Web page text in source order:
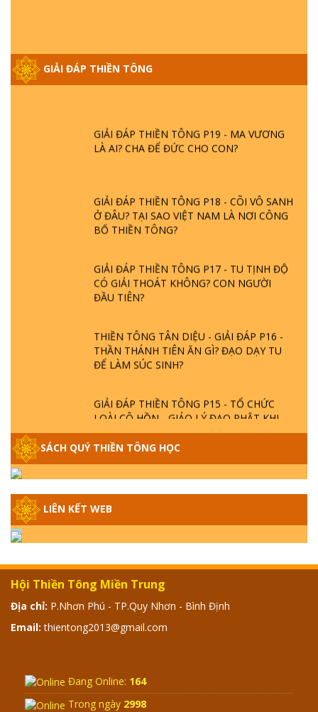
GIẢI ĐÁP THIỀN TÔNG
GIẢI ĐÁP THIỀN TÔNG ĐẶC BIỆT PHẦN 20
- BÁC NGUYỄN NHÂN LÀ AI? PHIỀN NÃO
DO ĐÂU MÀ CÓ?
GIẢI ĐÁP THIỀN TÔNG P19 - MA VƯƠNG
LÀ AI? CHA ĐỂ ĐỨC CHO CON?
GIẢI ĐÁP THIỀN TÔNG P18 - CÕI VÔ SANH
Ở ĐÂU? TẠI SAO VIỆT NAM LÀ NƠI CÔNG
BỐ THIỀN TÔNG?
GIẢI ĐÁP THIỀN TÔNG P17 - TU TỊNH ĐỘ
CÓ GIẢI THOÁT KHÔNG? CON NGƯỜI
ĐẦU TIÊN?
THIỀN TÔNG TÂN DIỆU - GIẢI ĐÁP P16 -
THẦN THÁNH TIÊN ĂN GÌ? ĐẠO DẠY TU
ĐỂ LÀM SÚC SINH?
GIẢI ĐÁP THIỀN TÔNG P15 - TỔ CHỨC
LOÀI CÔ HỒN - GIÁO LÝ ĐẠO PHẬT KHI
GIẢI ĐÁP THIỀN TÔNG ĐẶC BIỆT - P14 -
NGUỒN GỐC ÂM LỊCH DƯƠNG LỊCH -
TẦNG BÌNH LƯU LỚN ĐẾN ĐÂU
CON NGƯỜI TU THÀNH PHẬT ĐƯỢC
GIẢI ĐÁP THIỀN TÔNG ĐẶC BIỆT - P12 -
SỰ THẬT VỀ ĐẠI HỒNG THỦY? TRỜI ĐÁNH
THÁNH ĐÂM THẦN VẶN HỌNG?
SÁCH QUÝ THIỀN TÔNG HỌC
LIÊN KẾT WEB
Hội Thiền Tông Miền Trung
Địa chỉ: P.Nhơn Phú - TP.Quy Nhơn - Bình Định
Email: thientong2013@gmail.com
Đang Online: 164
Trong ngày 2998